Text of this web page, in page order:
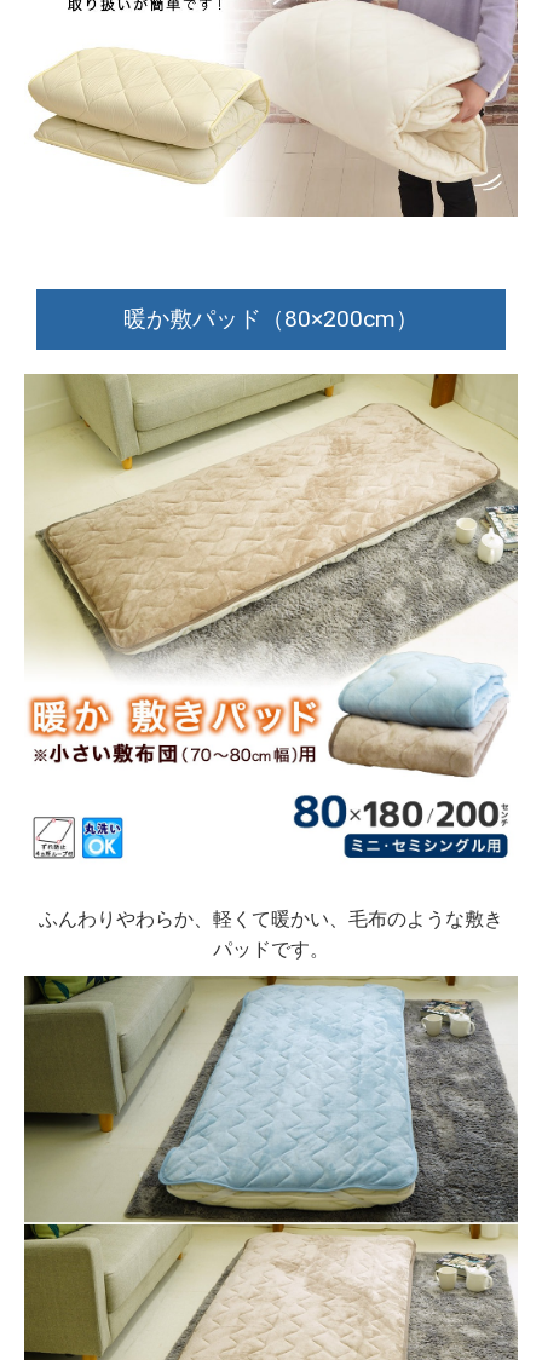
暖か敷パッド（80×200cm）
ふんわりやわらか、軽くて暖かい、毛布のような敷き
パッドです。